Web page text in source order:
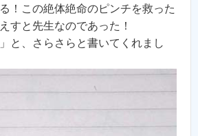
！この絶体絶命のピンチを救った
すと先生なのであった！
と、さらさらと書いてくれまし